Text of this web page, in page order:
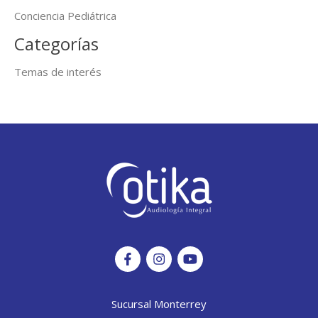
Conciencia Pediátrica
Categorías
Temas de interés
Sucursal Monterrey